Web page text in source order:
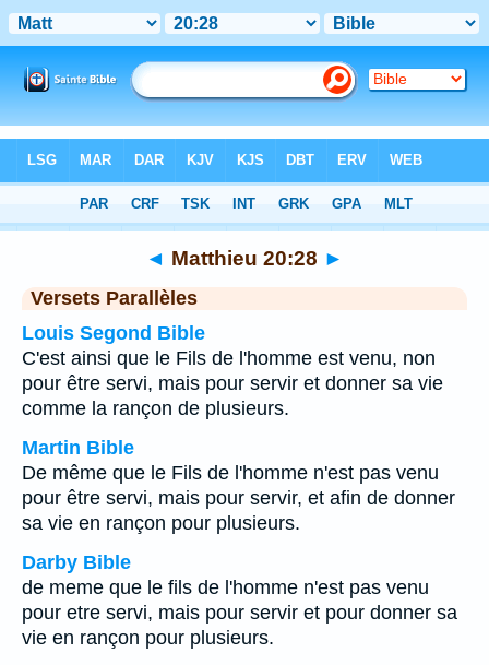
Chapitre 20> Verset 28
◄ Matthieu 20:28 ►
Versets Parallèles
Louis Segond Bible
C'est ainsi que le Fils de l'homme est venu, non
pour être servi, mais pour servir et donner sa vie
comme la rançon de plusieurs.
Martin Bible
De même que le Fils de l'homme n'est pas venu
pour être servi, mais pour servir, et afin de donner
sa vie en rançon pour plusieurs.
Darby Bible
de meme que le fils de l'homme n'est pas venu
pour etre servi, mais pour servir et pour donner sa
vie en rançon pour plusieurs.